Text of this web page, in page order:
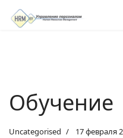
Обучение
Uncategorised 17 февраля